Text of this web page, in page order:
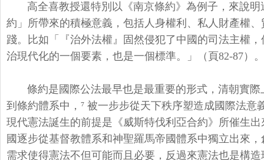
高全喜教授還特別以《南京條約》為例子， 來說明
約」 所帶來的積極意義，包括人身權利、私人財產權
踐。比如「『治外法權』
固然侵犯了中國的司法主權
治現代化的一個要素，也是一個標準。」（ 頁82-87）。
條約是國際公法最早也是最重要的形式，清朝實際
到條約體系中 ，⁷ 被一步步從天下秩序塑造成國際法
現代憲法誕生的前提是《威斯特伐利亞合約》所催生
國逐步從基督教體系和神聖羅馬帝國體系中獨立出來
需求使得憲法不但可能而且必要， 反過來憲法也是構